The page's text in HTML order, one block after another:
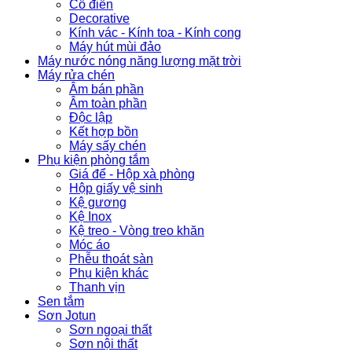
Cổ điển
Decorative
Kính vác - Kính toa - Kính cong
Máy hút mùi đảo
Máy nước nóng năng lượng mặt trời
Máy rửa chén
Âm bán phần
Âm toàn phần
Độc lập
Kết hợp bồn
Máy sấy chén
Phụ kiện phòng tắm
Giá để - Hộp xà phòng
Hộp giấy vệ sinh
Kệ gương
Kệ Inox
Kệ treo - Vòng treo khăn
Móc áo
Phễu thoát sàn
Phụ kiện khác
Thanh vịn
Sen tắm
Sơn Jotun
Sơn ngoại thất
Sơn nội thất